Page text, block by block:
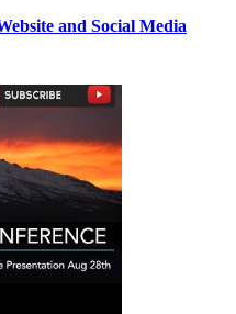
and Social Media